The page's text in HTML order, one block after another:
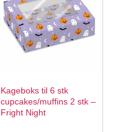
Kageboks til 6 stk
cupcakes/muffins 2 stk –
Fright Night